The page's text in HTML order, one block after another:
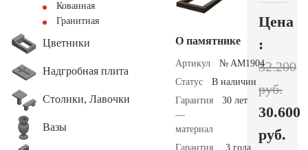
Кованная
Гранитная
Цветники
Надгробная плита
Столики, Лавочки
Вазы
О памятнике
Артикул
№ AM1904
Статус
В наличии
Гарантия
—
материал
30 лет
Гарантия
3 года
Цена
:
32.200
руб.
30.600
руб.